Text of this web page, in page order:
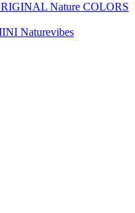
Nature COLORS
Naturevibes